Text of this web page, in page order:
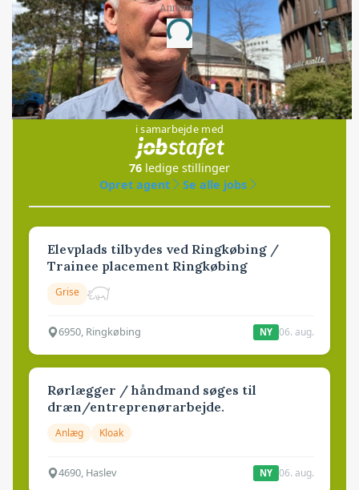
Annonce
Loading...
Jobs
i samarbejde med
76 ledige stillinger
Opret agent
Se alle jobs
Elevplads tilbydes ved Ringkøbing /
Trainee placement Ringkøbing
Grise
6950, Ringkøbing NY 06. aug.
Rørlægger / håndmand søges til
dræn/entreprenørarbejde.
Anlæg Kloak
4690, Haslev NY 06. aug.